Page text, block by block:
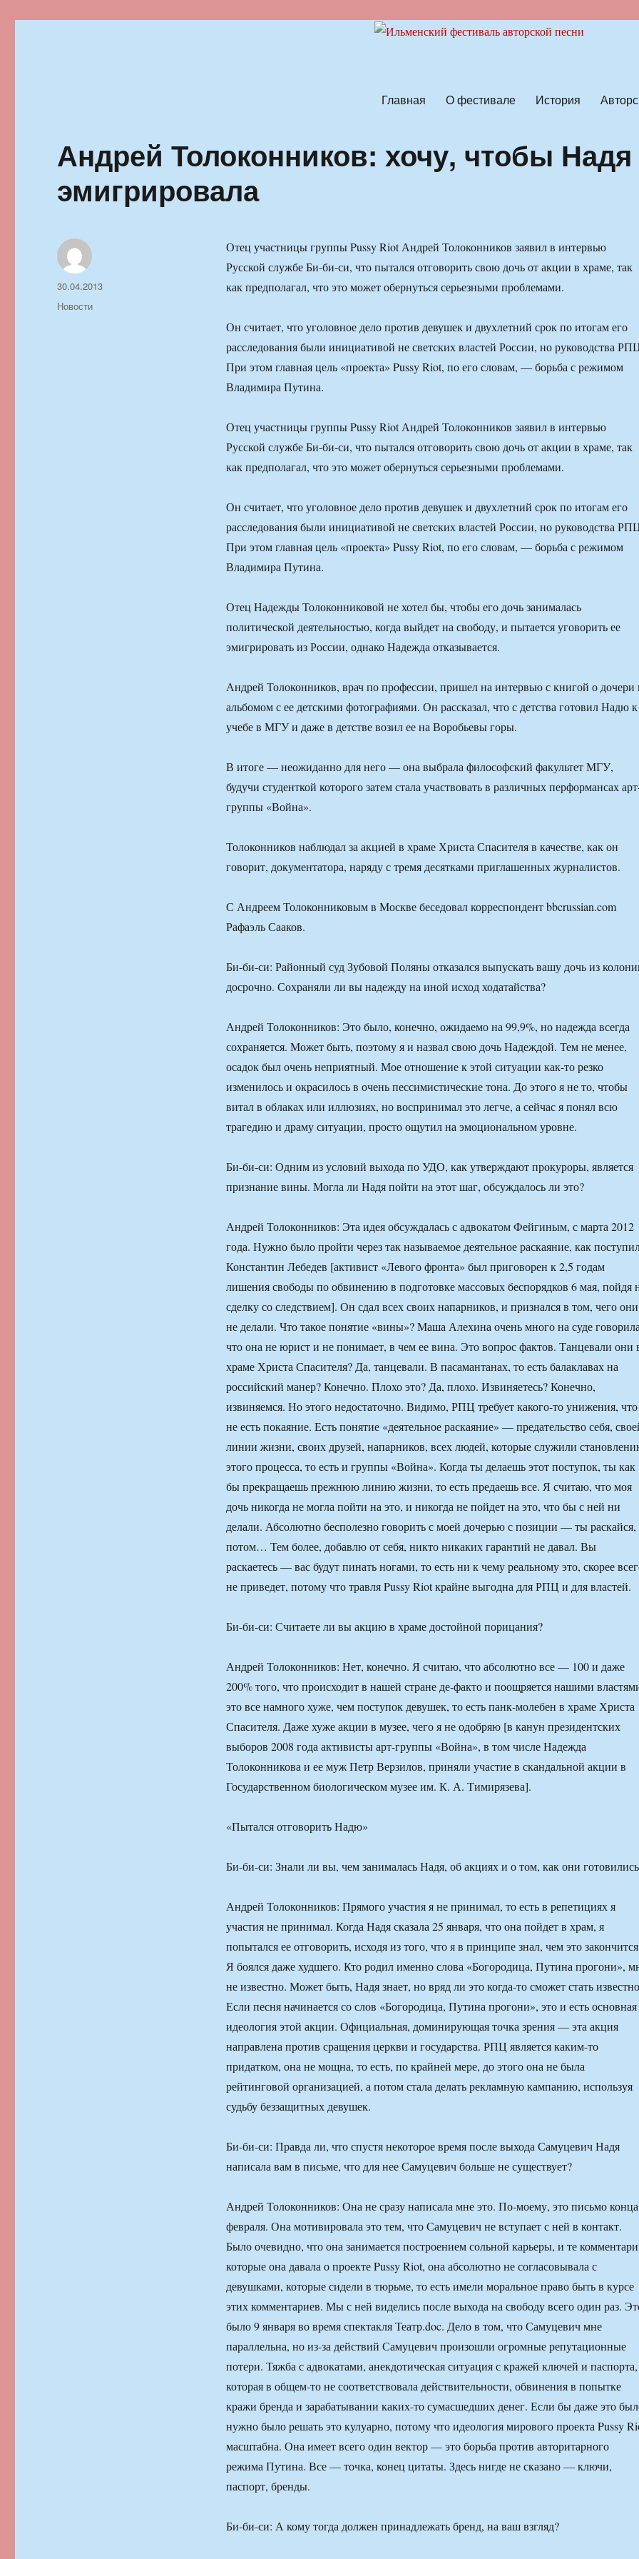
Главная О фестивале История
Андрей Толоконников: хочу, чтобы Надя
эмигрировала
Отец участницы группы Pussy Riot Андрей Толоконников заявил в интервью
Русской службе Би-би-си, что пытался отговорить свою дочь от акции в храме, так
как предполагал, что это может обернуться серьезными проблемами.
Он считает, что уголовное дело против девушек и двухлетний срок по итогам его
расследования были инициативой не светских властей России, но руководства
При этом главная цель «проекта» Pussy Riot, по его словам, — борьба с режимом
Владимира Путина.
Отец участницы группы Pussy Riot Андрей Толоконников заявил в интервью
Русской службе Би-би-си, что пытался отговорить свою дочь от акции в храме, так
как предполагал, что это может обернуться серьезными проблемами.
Он считает, что уголовное дело против девушек и двухлетний срок по итогам его
расследования были инициативой не светских властей России, но руководства
При этом главная цель «проекта» Pussy Riot, по его словам, — борьба с режимом
Владимира Путина.
Отец Надежды Толоконниковой не хотел бы, чтобы его дочь занималась
политической деятельностью, когда выйдет на свободу, и пытается уговорить ее
эмигрировать из России, однако Надежда отказывается.
Андрей Толоконников, врач по профессии, пришел на интервью с книгой о дочери
альбомом с ее детскими фотографиями. Он рассказал, что с детства готовил Надю к
учебе в МГУ и даже в детстве возил ее на Воробьевы горы.
В итоге — неожиданно для него — она выбрала философский факультет МГУ,
будучи студенткой которого затем стала участвовать в различных перформансах
группы «Война».
Толоконников наблюдал за акцией в храме Христа Спасителя в качестве, как он
говорит, документатора, наряду с тремя десятками приглашенных журналистов.
С Андреем Толоконниковым в Москве беседовал корреспондент bbcrussian.com
Рафаэль Сааков.
Би-би-си: Районный суд Зубовой Поляны отказался выпускать вашу дочь из
досрочно. Сохраняли ли вы надежду на иной исход ходатайства?
Андрей Толоконников: Это было, конечно, ожидаемо на 99,9%, но надежда всегда
сохраняется. Может быть, поэтому я и назвал свою дочь Надеждой. Тем не менее,
осадок был очень неприятный. Мое отношение к этой ситуации как-то резко
изменилось и окрасилось в очень пессимистические тона. До этого я не то, чтобы
витал в облаках или иллюзиях, но воспринимал это легче, а сейчас я понял всю
трагедию и драму ситуации, просто ощутил на эмоциональном уровне.
Би-би-си: Одним из условий выхода по УДО, как утверждают прокуроры, является
признание вины. Могла ли Надя пойти на этот шаг, обсуждалось ли это?
Андрей Толоконников: Эта идея обсуждалась с адвокатом Фейгиным, с марта 2012
года. Нужно было пройти через так называемое деятельное раскаяние, как
Константин Лебедев [активист «Левого фронта» был приговорен к 2,5 годам
лишения свободы по обвинению в подготовке массовых беспорядков 6 мая, пойдя
сделку со следствием]. Он сдал всех своих напарников, и признался в том, чего они
не делали. Что такое понятие «вины»? Маша Алехина очень много на суде
что она не юрист и не понимает, в чем ее вина. Это вопрос фактов. Танцевали они
храме Христа Спасителя? Да, танцевали. В пасамантанах, то есть балаклавах на
российский манер? Конечно. Плохо это? Да, плохо. Извиняетесь? Конечно,
извиняемся. Но этого недостаточно. Видимо, РПЦ требует какого-то унижения, что
не есть покаяние. Есть понятие «деятельное раскаяние» — предательство себя,
линии жизни, своих друзей, напарников, всех людей, которые служили
этого процесса, то есть и группы «Война». Когда ты делаешь этот поступок, ты как
бы прекращаешь прежнюю линию жизни, то есть предаешь все. Я считаю, что моя
дочь никогда не могла пойти на это, и никогда не пойдет на это, что бы с ней ни
делали. Абсолютно бесполезно говорить с моей дочерью с позиции — ты раскайся,
потом… Тем более, добавлю от себя, никто никаких гарантий не давал. Вы
раскаетесь — вас будут пинать ногами, то есть ни к чему реальному это, скорее
не приведет, потому что травля Pussy Riot крайне выгодна для РПЦ и для властей.
Би-би-си: Считаете ли вы акцию в храме достойной порицания?
Андрей Толоконников: Нет, конечно. Я считаю, что абсолютно все — 100 и даже
200% того, что происходит в нашей стране де-факто и поощряется нашими
это все намного хуже, чем поступок девушек, то есть панк-молебен в храме Христа
Спасителя. Даже хуже акции в музее, чего я не одобряю [в канун президентских
выборов 2008 года активисты арт-группы «Война», в том числе Надежда
Толоконникова и ее муж Петр Верзилов, приняли участие в скандальной акции в
Государственном биологическом музее им. К. А. Тимирязева].
«Пытался отговорить Надю»
Би-би-си: Знали ли вы, чем занималась Надя, об акциях и о том, как они
Андрей Толоконников: Прямого участия я не принимал, то есть в репетициях я
участия не принимал. Когда Надя сказала 25 января, что она пойдет в храм, я
попытался ее отговорить, исходя из того, что я в принципе знал, чем это
Я боялся даже худшего. Кто родил именно слова «Богородица, Путина прогони»,
не известно. Может быть, Надя знает, но вряд ли это когда-то сможет стать
Если песня начинается со слов «Богородица, Путина прогони», это и есть основная
идеология этой акции. Официальная, доминирующая точка зрения — эта акция
направлена против сращения церкви и государства. РПЦ является каким-то
придатком, она не мощна, то есть, по крайней мере, до этого она не была
рейтинговой организацией, а потом стала делать рекламную кампанию, используя
судьбу беззащитных девушек.
Би-би-си: Правда ли, что спустя некоторое время после выхода Самуцевич Надя
написала вам в письме, что для нее Самуцевич больше не существует?
Андрей Толоконников: Она не сразу написала мне это. По-моему, это письмо конца
февраля. Она мотивировала это тем, что Самуцевич не вступает с ней в контакт.
Было очевидно, что она занимается построением сольной карьеры, и те
которые она давала о проекте Pussy Riot, она абсолютно не согласовывала с
девушками, которые сидели в тюрьме, то есть имели моральное право быть в курсе
этих комментариев. Мы с ней виделись после выхода на свободу всего один раз.
было 9 января во время спектакля Театр.doc. Дело в том, что Самуцевич мне
параллельна, но из-за действий Самуцевич произошли огромные репутационные
потери. Тяжба с адвокатами, анекдотическая ситуация с кражей ключей и паспорта,
которая в общем-то не соответствовала действительности, обвинения в попытке
кражи бренда и зарабатывании каких-то сумасшедших денег. Если бы даже это
нужно было решать это кулуарно, потому что идеология мирового проекта Pussy
масштабна. Она имеет всего один вектор — это борьба против авторитарного
режима Путина. Все — точка, конец цитаты. Здесь нигде не сказано — ключи,
паспорт, бренды.
Би-би-си: А кому тогда должен принадлежать бренд, на ваш взгляд?
Автор
Опубликовано
30.04.2013
Рубрики
Новости